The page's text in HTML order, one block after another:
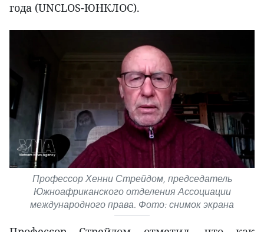
года (UNCLOS-ЮНКЛОС).
Профессор Хенни Стрейдом, председатель
Южноафриканского отделения Ассоциации
международного права. Фото: снимок экрана